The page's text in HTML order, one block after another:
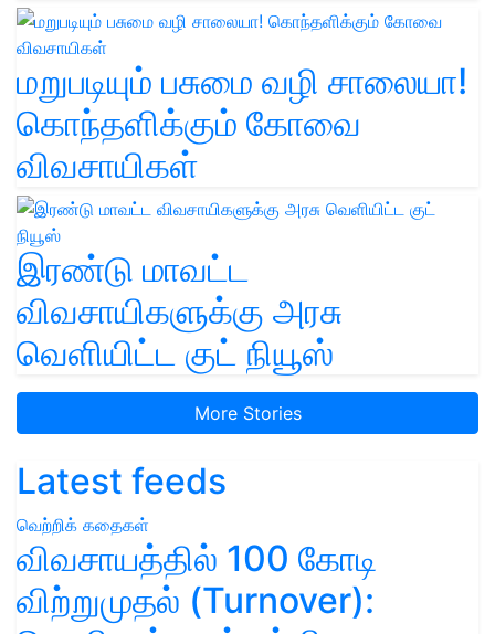
மறுபடியும் பசுமை வழி சாலையா!
கொந்தளிக்கும் கோவை
விவசாயிகள்
இரண்டு மாவட்ட
விவசாயிகளுக்கு அரசு
வெளியிட்ட குட் நியூஸ்
More Stories
Latest feeds
வெற்றிக் கதைகள்
விவசாயத்தில் 100 கோடி
விற்றுமுதல் (Turnover):